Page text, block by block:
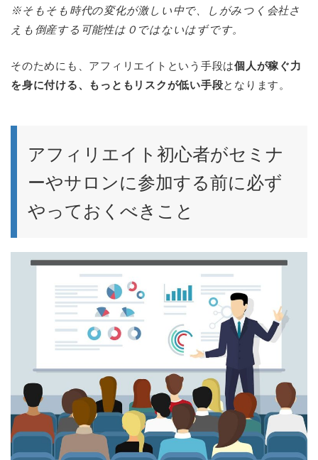
※そもそも時代の変化が激しい中で、しがみつく会社さ
えも倒産する可能性は０ではないはずです。
そのためにも、アフィリエイトという手段は個人が稼ぐ力
を身に付ける、もっともリスクが低い手段となります。
アフィリエイト初心者がセミナ
ーやサロンに参加する前に必ず
やっておくべきこと